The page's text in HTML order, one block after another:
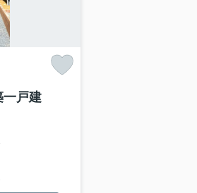
一戸建